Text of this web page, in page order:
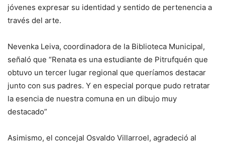
jóvenes expresar su identidad y sentido de pertenencia a
través del arte.
Nevenka Leiva, coordinadora de la Biblioteca Municipal,
señaló que “Renata es una estudiante de Pitrufquén que
obtuvo un tercer lugar regional que queríamos destacar
junto con sus padres. Y en especial porque pudo retratar
la esencia de nuestra comuna en un dibujo muy
destacado”
Asimismo, el concejal Osvaldo Villarroel, agradeció al